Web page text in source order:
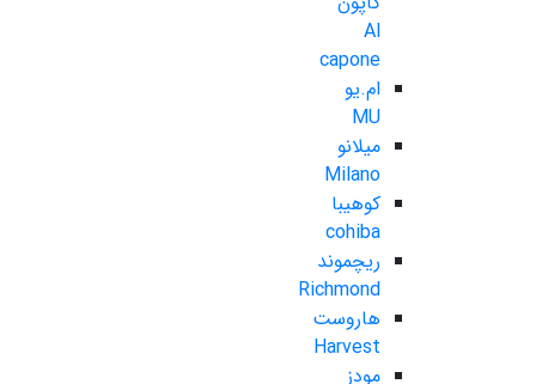
Al
capone
ام.یو
MU
میلانو
Milano
کوهیبا
cohiba
ریچموند
Richmond
هاروست
Harvest
مودز